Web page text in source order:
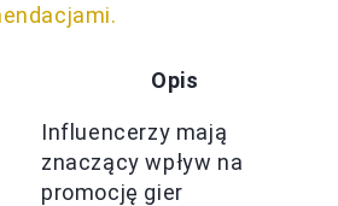
Opis
Influencerzy mają
znaczący wpływ na
promocję gier